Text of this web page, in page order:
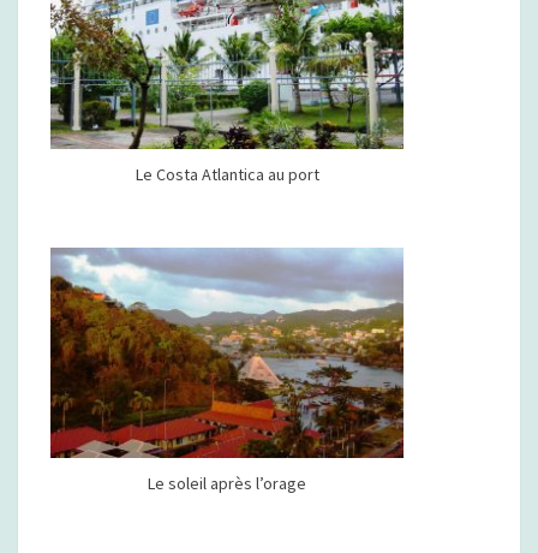
Le Costa Atlantica au port
Le soleil après l’orage